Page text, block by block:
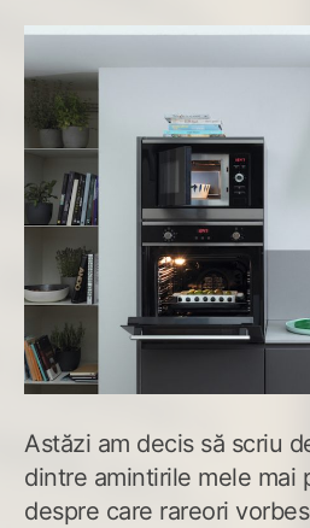
Astăzi am decis să scriu
dintre amintirile mele mai
despre care rareori